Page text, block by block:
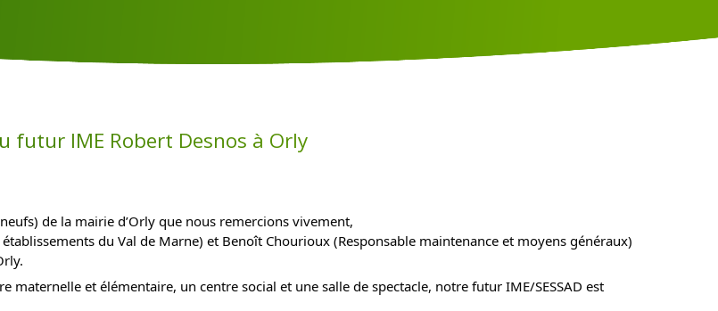
futur IME Robert Desnos à Orly
de la mairie d’Orly que nous remercions vivement,
du Val de Marne) et Benoît Chourioux (Responsable maintenance et moyens généraux)
et élémentaire, un centre social et une salle de spectacle, notre futur IME/SESSAD est